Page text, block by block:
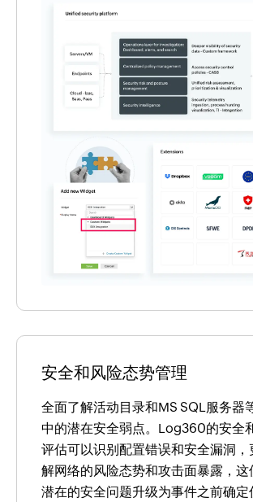
安全和风险态势管理
全面了解活动目录和MS SQL服务器
中的潜在安全弱点。Log360的安全
评估可以识别配置错误和安全漏洞，
解网络的风险态势和攻击面暴露，这
潜在的安全问题升级为事件之前确定